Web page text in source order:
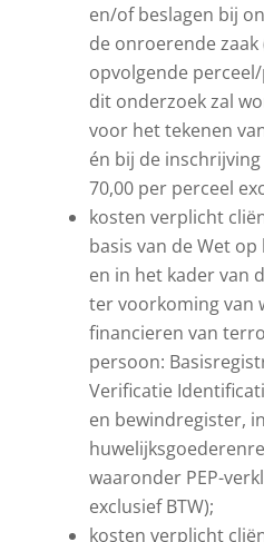
en/of beslagen bij
de onroerende zaak
opvolgende
dit onderzoek zal
voor het tekenen
én bij de
70,00 per perceel
kosten verplicht
basis van de Wet
en in het kader van
ter voorkoming van
financieren van
persoon:
Verificatie
en bewindregister,
waaronder PEP-
exclusief BTW);
kosten verplicht